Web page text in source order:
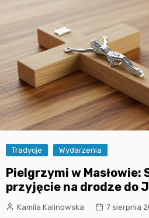
Tradycje Wydarzenia
Pielgrzymi w Masłowie:
przyjęcie na drodze do
Kamila Kalinowska 7 sierpnia